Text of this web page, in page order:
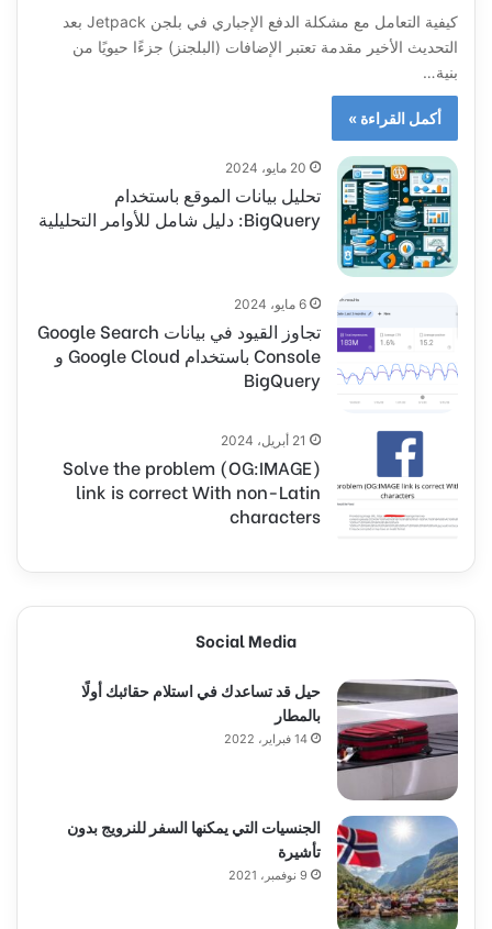
كيفية التعامل مع مشكلة الدفع الإجباري في بلجن Jetpack بعد
التحديث الأخير مقدمة تعتبر الإضافات (البلجنز) جزءًا حيويًا من
بنية…
أكمل القراءة »
20 مايو، 2024
تحليل بيانات الموقع باستخدام
BigQuery: دليل شامل للأوامر التحليلية
6 مايو، 2024
تجاوز القيود في بيانات Google Search
Console باستخدام Google Cloud و
BigQuery
21 أبريل، 2024
(Solve the problem (OG:IMAGE
link is correct With non-Latin
characters
Social Media
حيل قد تساعدك في استلام حقائبك أولًا
بالمطار
14 فبراير، 2022
الجنسيات التي يمكنها السفر للنرويج بدون
تأشيرة
9 نوفمبر، 2021